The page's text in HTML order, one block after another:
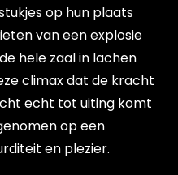
op hun plaats
van een explosie
hele zaal in lachen
climax dat de kracht
echt tot uiting komt
op een
en plezier.